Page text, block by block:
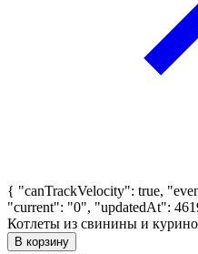
{ "canTrackVelocity": true,
"current": "0", "updatedAt":
Котлеты из свинины и
В корзину